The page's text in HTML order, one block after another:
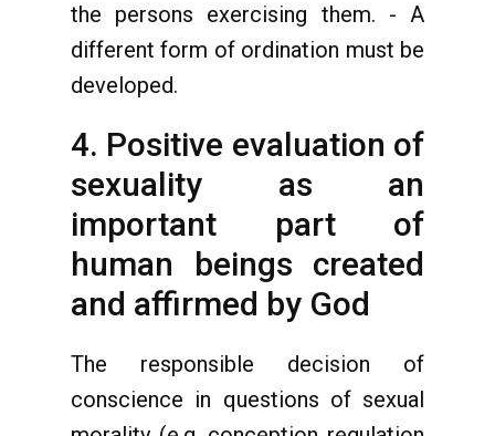
the persons exercising them. - A
different form of ordination must be
developed.
4. Positive evaluation of
sexuality as an
important part of
human beings created
and affirmed by God
The responsible decision of
conscience in questions of sexual